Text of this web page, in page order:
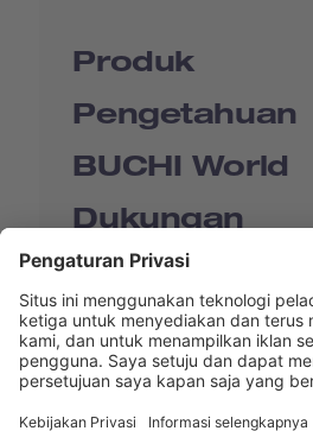
Produk
Pengetahuan
BUCHI World
Dukungan
Shop
Contact us